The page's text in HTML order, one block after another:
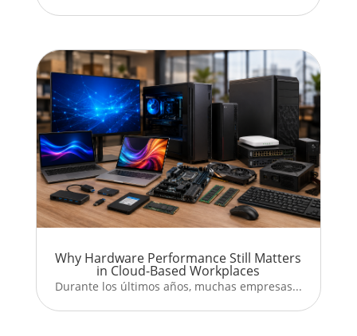
Why Hardware Performance Still Matters
in Cloud-Based Workplaces
Durante los últimos años, muchas empresas...